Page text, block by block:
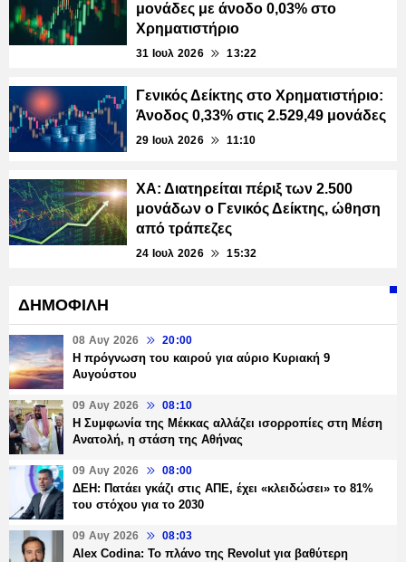
μονάδες με άνοδο 0,03% στο
Χρηματιστήριο
31 Ιουλ 2026 13:22
Γενικός Δείκτης στο Χρηματιστήριο:
Άνοδος 0,33% στις 2.529,49 μονάδες
29 Ιουλ 2026 11:10
ΧΑ: Διατηρείται πέριξ των 2.500
μονάδων ο Γενικός Δείκτης, ώθηση
από τράπεζες
24 Ιουλ 2026 15:32
ΔΗΜΟΦΙΛΗ
08 Αυγ 2026 20:00
Η πρόγνωση του καιρού για αύριο Κυριακή 9
Αυγούστου
09 Αυγ 2026 08:10
Η Συμφωνία της Μέκκας αλλάζει ισορροπίες στη Μέση
Ανατολή, η στάση της Αθήνας
09 Αυγ 2026 08:00
ΔΕΗ: Πατάει γκάζι στις ΑΠΕ, έχει «κλειδώσει» το 81%
του στόχου για το 2030
09 Αυγ 2026 08:03
Alex Codina: Το πλάνο της Revolut για βαθύτερη